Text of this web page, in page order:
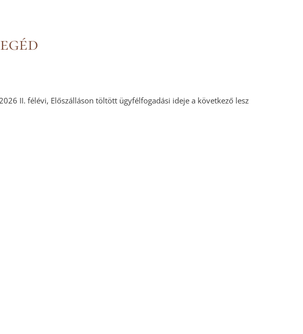
II. félévi, Előszálláson töltött ügyfélfogadási ideje a következő lesz